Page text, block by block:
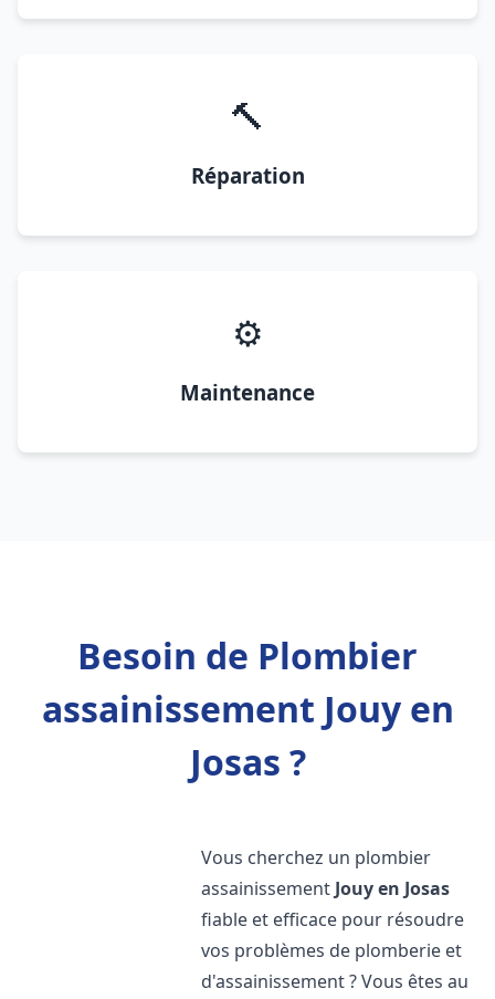
🔨
Réparation
⚙️
Maintenance
Besoin de Plombier
assainissement Jouy en
Josas ?
Vous cherchez un plombier
assainissement Jouy en Josas
fiable et efficace pour résoudre
vos problèmes de plomberie et
d'assainissement ? Vous êtes au